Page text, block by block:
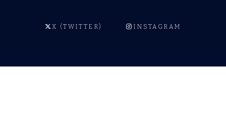
X (TWITTER) INSTAGRAM